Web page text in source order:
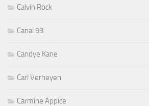
Calvin Rock
Canal 93
Candye Kane
Carl Verheyen
Carmine Appice